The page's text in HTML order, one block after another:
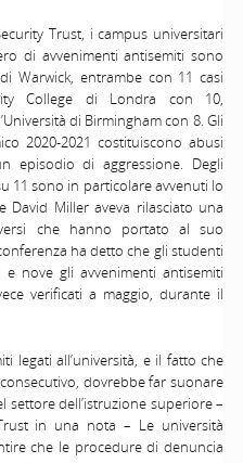
Trust, i campus universitari
di avvenimenti antisemiti sono
Warwick, entrambe con 11 casi
College di Londra con 10,
di Birmingham con 8. Gli
2020-2021 costituiscono abusi
episodio di aggressione. Degli
11 sono in particolare avvenuti lo
Miller aveva rilasciato una
che hanno portato al suo
ha detto che gli studenti
nove gli avvenimenti antisemiti
verificati a maggio, durante il
legati all’università, e il fatto che
dovrebbe far suonare
settore dell’istruzione superiore –
in una nota – Le università
che le procedure di denuncia